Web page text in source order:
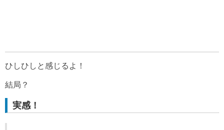
ひしひしと感じるよ！
結局？
実感！